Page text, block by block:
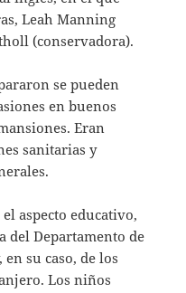
Leah Manning
(conservadora).
se pueden
en buenos
Eran
sanitarias y
aspecto educativo,
del Departamento de
su caso, de los
Los niños